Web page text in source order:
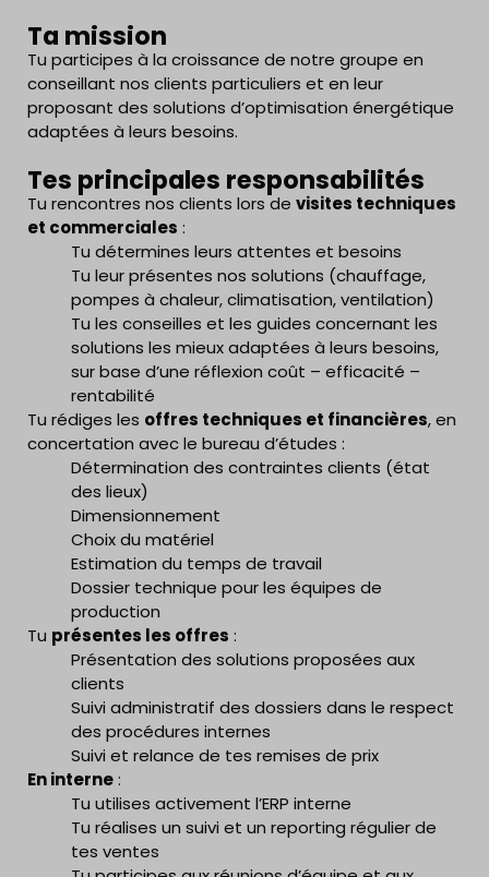
Ta mission
Tu participes à la croissance de notre groupe en
conseillant nos clients particuliers et en leur
proposant des solutions d’optimisation énergétique
adaptées à leurs besoins.
Tes principales responsabilités
Tu rencontres nos clients lors de visites techniques
et commerciales :
Tu détermines leurs attentes et besoins
Tu leur présentes nos solutions (chauffage,
pompes à chaleur, climatisation, ventilation)
Tu les conseilles et les guides concernant les
solutions les mieux adaptées à leurs besoins,
sur base d’une réflexion coût – efficacité –
rentabilité
Tu rédiges les offres techniques et financières, en
concertation avec le bureau d’études :
Détermination des contraintes clients (état
des lieux)
Dimensionnement
Choix du matériel
Estimation du temps de travail
Dossier technique pour les équipes de
production
Tu présentes les offres :
Présentation des solutions proposées aux
clients
Suivi administratif des dossiers dans le respect
des procédures internes
Suivi et relance de tes remises de prix
En interne:
Tu utilises activement l’ERP interne
Tu réalises un suivi et un reporting régulier de
tes ventes